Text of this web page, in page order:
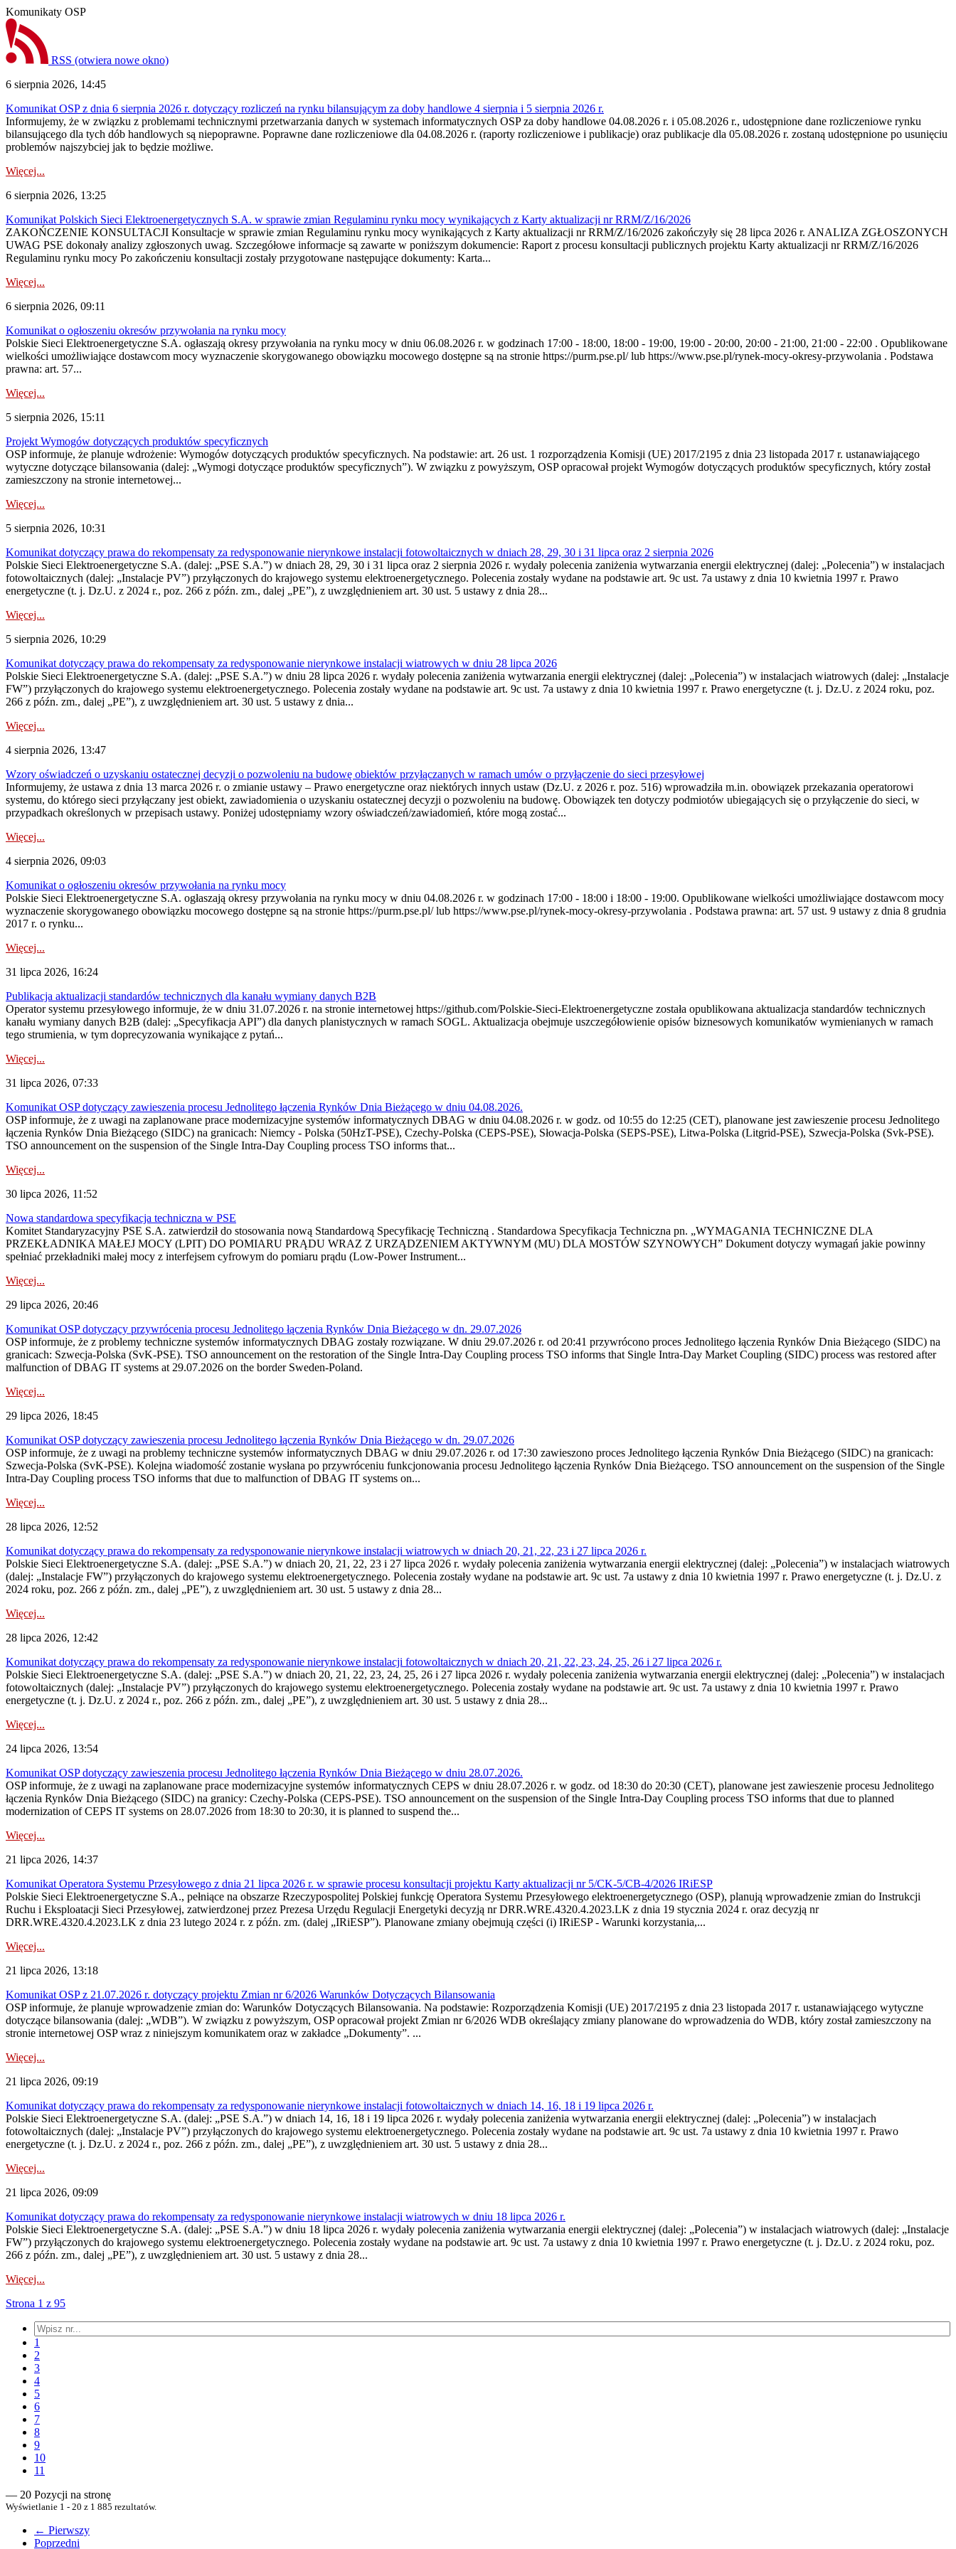
Komunikaty OSP
RSS (otwiera nowe okno)
6 sierpnia 2026, 14:45
Komunikat OSP z dnia 6 sierpnia 2026 r. dotyczący rozliczeń na rynku bilansującym za doby handlowe 4 sierpnia i 5 sierpnia 2026 r.
Informujemy, że w związku z problemami technicznymi przetwarzania danych w systemach informatycznych OSP za doby handlowe 04.08.2026 r. i 05.08.2026 r., udostępnione dane rozliczeniowe rynku
bilansującego dla tych dób handlowych są niepoprawne. Poprawne dane rozliczeniowe dla 04.08.2026 r. (raporty rozliczeniowe i publikacje) oraz publikacje dla 05.08.2026 r. zostaną udostępnione po usunięciu
problemów najszybciej jak to będzie możliwe.
Więcej...
6 sierpnia 2026, 13:25
Komunikat Polskich Sieci Elektroenergetycznych S.A. w sprawie zmian Regulaminu rynku mocy wynikających z Karty aktualizacji nr RRM/Z/16/2026
ZAKOŃCZENIE KONSULTACJI Konsultacje w sprawie zmian Regulaminu rynku mocy wynikających z Karty aktualizacji nr RRM/Z/16/2026 zakończyły się 28 lipca 2026 r. ANALIZA ZGŁOSZONYCH
UWAG PSE dokonały analizy zgłoszonych uwag. Szczegółowe informacje są zawarte w poniższym dokumencie: Raport z procesu konsultacji publicznych projektu Karty aktualizacji nr RRM/Z/16/2026
Regulaminu rynku mocy Po zakończeniu konsultacji zostały przygotowane następujące dokumenty: Karta...
Więcej...
6 sierpnia 2026, 09:11
Komunikat o ogłoszeniu okresów przywołania na rynku mocy
Polskie Sieci Elektroenergetyczne S.A. ogłaszają okresy przywołania na rynku mocy w dniu 06.08.2026 r. w godzinach 17:00 - 18:00, 18:00 - 19:00, 19:00 - 20:00, 20:00 - 21:00, 21:00 - 22:00 . Opublikowane
wielkości umożliwiające dostawcom mocy wyznaczenie skorygowanego obowiązku mocowego dostępne są na stronie https://purm.pse.pl/ lub https://www.pse.pl/rynek-mocy-okresy-przywolania . Podstawa
prawna: art. 57...
Więcej...
5 sierpnia 2026, 15:11
Projekt Wymogów dotyczących produktów specyficznych
OSP informuje, że planuje wdrożenie: Wymogów dotyczących produktów specyficznych. Na podstawie: art. 26 ust. 1 rozporządzenia Komisji (UE) 2017/2195 z dnia 23‍ listopada 2017 r. ustanawiającego
wytyczne dotyczące bilansowania (dalej: „Wymogi dotyczące produktów specyficznych”). W związku z powyższym, OSP opracował projekt Wymogów dotyczących produktów specyficznych, który został
zamieszczony na stronie internetowej...
Więcej...
5 sierpnia 2026, 10:31
Komunikat dotyczący prawa do rekompensaty za redysponowanie nierynkowe instalacji fotowoltaicznych w dniach 28, 29, 30 i 31 lipca oraz 2 sierpnia 2026
Polskie Sieci Elektroenergetyczne S.A. (dalej: „PSE S.A.”) w dniach 28, 29, 30 i 31 lipca oraz 2 sierpnia 2026 r. wydały polecenia zaniżenia wytwarzania energii elektrycznej (dalej: „Polecenia”) w instalacjach
fotowoltaicznych (dalej: „Instalacje PV”) przyłączonych do krajowego systemu elektroenergetycznego. Polecenia zostały wydane na podstawie art. 9c ust. 7a ustawy z dnia 10 kwietnia 1997 r. Prawo
energetyczne (t. j. Dz.U. z 2024 r., poz. 266 z późn. zm., dalej „PE”), z uwzględnieniem art. 30 ust. 5 ustawy z dnia 28...
Więcej...
5 sierpnia 2026, 10:29
Komunikat dotyczący prawa do rekompensaty za redysponowanie nierynkowe instalacji wiatrowych w dniu 28 lipca 2026
Polskie Sieci Elektroenergetyczne S.A. (dalej: „PSE S.A.”) w dniu 28 lipca 2026 r. wydały polecenia zaniżenia wytwarzania energii elektrycznej (dalej: „Polecenia”) w instalacjach wiatrowych (dalej: „Instalacje
FW”) przyłączonych do krajowego systemu elektroenergetycznego. Polecenia zostały wydane na podstawie art. 9c ust. 7a ustawy z dnia 10 kwietnia 1997 r. Prawo energetyczne (t. j. Dz.U. z 2024 roku, poz.
266 z późn. zm., dalej „PE”), z uwzględnieniem art. 30 ust. 5 ustawy z dnia...
Więcej...
4 sierpnia 2026, 13:47
Wzory oświadczeń o uzyskaniu ostatecznej decyzji o pozwoleniu na budowę obiektów przyłączanych w ramach umów o przyłączenie do sieci przesyłowej
Informujemy, że ustawa z dnia 13 marca 2026 r. o zmianie ustawy – Prawo energetyczne oraz niektórych innych ustaw (Dz.U. z 2026 r. poz. 516) wprowadziła m.in. obowiązek przekazania operatorowi
systemu, do którego sieci przyłączany jest obiekt, zawiadomienia o uzyskaniu ostatecznej decyzji o pozwoleniu na budowę. Obowiązek ten dotyczy podmiotów ubiegających się o przyłączenie do sieci, w
przypadkach określonych w przepisach ustawy. Poniżej udostępniamy wzory oświadczeń/zawiadomień, które mogą zostać...
Więcej...
4 sierpnia 2026, 09:03
Komunikat o ogłoszeniu okresów przywołania na rynku mocy
Polskie Sieci Elektroenergetyczne S.A. ogłaszają okresy przywołania na rynku mocy w dniu 04.08.2026 r. w godzinach 17:00 - 18:00 i 18:00 - 19:00. Opublikowane wielkości umożliwiające dostawcom mocy
wyznaczenie skorygowanego obowiązku mocowego dostępne są na stronie https://purm.pse.pl/ lub https://www.pse.pl/rynek-mocy-okresy-przywolania . Podstawa prawna: art. 57 ust. 9 ustawy z dnia 8 grudnia
2017 r. o rynku...
Więcej...
31 lipca 2026, 16:24
Publikacja aktualizacji standardów technicznych dla kanału wymiany danych B2B
Operator systemu przesyłowego informuje, że w dniu 31.07.2026 r. na stronie internetowej https://github.com/Polskie-Sieci-Elektroenergetyczne została opublikowana aktualizacja standardów technicznych
kanału wymiany danych B2B (dalej: „Specyfikacja API”) dla danych planistycznych w ramach SOGL. Aktualizacja obejmuje uszczegółowienie opisów biznesowych komunikatów wymienianych w ramach
tego strumienia, w tym doprecyzowania wynikające z pytań...
Więcej...
31 lipca 2026, 07:33
Komunikat OSP dotyczący zawieszenia procesu Jednolitego łączenia Rynków Dnia Bieżącego w dniu 04.08.2026.
OSP informuje, że z uwagi na zaplanowane prace modernizacyjne systemów informatycznych DBAG w dniu 04.08.2026 r. w godz. od 10:55 do 12:25 (CET), planowane jest zawieszenie procesu Jednolitego
łączenia Rynków Dnia Bieżącego (SIDC) na granicach: Niemcy - Polska (50HzT-PSE), Czechy-Polska (CEPS-PSE), Słowacja-Polska (SEPS-PSE), Litwa-Polska (Litgrid-PSE), Szwecja-Polska (Svk-PSE).
TSO announcement on the suspension of the Single Intra-Day Coupling process TSO informs that...
Więcej...
30 lipca 2026, 11:52
Nowa standardowa specyfikacja techniczna w PSE
Komitet Standaryzacyjny PSE S.A. zatwierdził do stosowania nową Standardową Specyfikację Techniczną . Standardowa Specyfikacja Techniczna pn. „WYMAGANIA TECHNICZNE DLA
PRZEKŁADNIKA MAŁEJ MOCY (LPIT) DO POMIARU PRĄDU WRAZ Z URZĄDZENIEM AKTYWNYM (MU) DLA MOSTÓW SZYNOWYCH” Dokument dotyczy wymagań jakie powinny
spełniać przekładniki małej mocy z interfejsem cyfrowym do pomiaru prądu (Low-Power Instrument...
Więcej...
29 lipca 2026, 20:46
Komunikat OSP dotyczący przywrócenia procesu Jednolitego łączenia Rynków Dnia Bieżącego w dn. 29.07.2026
OSP informuje, że z problemy techniczne systemów informatycznych DBAG zostały rozwiązane. W dniu 29.07.2026 r. od 20:41 przywrócono proces Jednolitego łączenia Rynków Dnia Bieżącego (SIDC) na
granicach: Szwecja-Polska (SvK-PSE). TSO announcement on the restoration of the Single Intra-Day Coupling process TSO informs that Single Intra-Day Market Coupling (SIDC) process was restored after
malfunction of DBAG IT systems at 29.07.2026 on the border Sweden-Poland.
Więcej...
29 lipca 2026, 18:45
Komunikat OSP dotyczący zawieszenia procesu Jednolitego łączenia Rynków Dnia Bieżącego w dn. 29.07.2026
OSP informuje, że z uwagi na problemy techniczne systemów informatycznych DBAG w dniu 29.07.2026 r. od 17:30 zawieszono proces Jednolitego łączenia Rynków Dnia Bieżącego (SIDC) na granicach:
Szwecja-Polska (SvK-PSE). Kolejna wiadomość zostanie wysłana po przywróceniu funkcjonowania procesu Jednolitego łączenia Rynków Dnia Bieżącego. TSO announcement on the suspension of the Single
Intra-Day Coupling process TSO informs that due to malfunction of DBAG IT systems on...
Więcej...
28 lipca 2026, 12:52
Komunikat dotyczący prawa do rekompensaty za redysponowanie nierynkowe instalacji wiatrowych w dniach 20, 21, 22, 23 i 27 lipca 2026 r.
Polskie Sieci Elektroenergetyczne S.A. (dalej: „PSE S.A.”) w dniach 20, 21, 22, 23 i 27 lipca 2026 r. wydały polecenia zaniżenia wytwarzania energii elektrycznej (dalej: „Polecenia”) w instalacjach wiatrowych
(dalej: „Instalacje FW”) przyłączonych do krajowego systemu elektroenergetycznego. Polecenia zostały wydane na podstawie art. 9c ust. 7a ustawy z dnia 10 kwietnia 1997 r. Prawo energetyczne (t. j. Dz.U. z
2024 roku, poz. 266 z późn. zm., dalej „PE”), z uwzględnieniem art. 30 ust. 5 ustawy z dnia 28...
Więcej...
28 lipca 2026, 12:42
Komunikat dotyczący prawa do rekompensaty za redysponowanie nierynkowe instalacji fotowoltaicznych w dniach 20, 21, 22, 23, 24, 25, 26 i 27 lipca 2026 r.
Polskie Sieci Elektroenergetyczne S.A. (dalej: „PSE S.A.”) w dniach 20, 21, 22, 23, 24, 25, 26 i 27 lipca 2026 r. wydały polecenia zaniżenia wytwarzania energii elektrycznej (dalej: „Polecenia”) w instalacjach
fotowoltaicznych (dalej: „Instalacje PV”) przyłączonych do krajowego systemu elektroenergetycznego. Polecenia zostały wydane na podstawie art. 9c ust. 7a ustawy z dnia 10 kwietnia 1997 r. Prawo
energetyczne (t. j. Dz.U. z 2024 r., poz. 266 z późn. zm., dalej „PE”), z uwzględnieniem art. 30 ust. 5 ustawy z dnia 28...
Więcej...
24 lipca 2026, 13:54
Komunikat OSP dotyczący zawieszenia procesu Jednolitego łączenia Rynków Dnia Bieżącego w dniu 28.07.2026.
OSP informuje, że z uwagi na zaplanowane prace modernizacyjne systemów informatycznych CEPS w dniu 28.07.2026 r. w godz. od 18:30 do 20:30 (CET), planowane jest zawieszenie procesu Jednolitego
łączenia Rynków Dnia Bieżącego (SIDC) na granicy: Czechy-Polska (CEPS-PSE). TSO announcement on the suspension of the Single Intra-Day Coupling process TSO informs that due to planned
modernization of CEPS IT systems on 28.07.2026 from 18:30 to 20:30, it is planned to suspend the...
Więcej...
21 lipca 2026, 14:37
Komunikat Operatora Systemu Przesyłowego z dnia 21 lipca 2026 r. w sprawie procesu konsultacji projektu Karty aktualizacji nr 5/CK-5/CB-4/2026 IRiESP
Polskie Sieci Elektroenergetyczne S.A., pełniące na obszarze Rzeczypospolitej Polskiej funkcję Operatora Systemu Przesyłowego elektroenergetycznego (OSP), planują wprowadzenie zmian do Instrukcji
Ruchu i Eksploatacji Sieci Przesyłowej, zatwierdzonej przez Prezesa Urzędu Regulacji Energetyki decyzją nr DRR.WRE.4320.4.2023.LK z dnia 19 stycznia 2024 r. oraz decyzją nr
DRR.WRE.4320.4.2023.LK z dnia 23 lutego 2024 r. z późn. zm. (dalej „IRiESP”). Planowane zmiany obejmują części (i) IRiESP - Warunki korzystania,...
Więcej...
21 lipca 2026, 13:18
Komunikat OSP z 21.07.2026 r. dotyczący projektu Zmian nr 6/2026 Warunków Dotyczących Bilansowania
OSP informuje, że planuje wprowadzenie zmian do: Warunków Dotyczących Bilansowania. Na podstawie: Rozporządzenia Komisji (UE) 2017/2195 z dnia 23‍ listopada 2017 r. ustanawiającego wytyczne
dotyczące bilansowania (dalej: „WDB”). W związku z powyższym, OSP opracował projekt Zmian nr 6/2026 WDB określający zmiany planowane do wprowadzenia do WDB, który został zamieszczony na
stronie internetowej OSP wraz z niniejszym komunikatem oraz w zakładce „Dokumenty”. ...
Więcej...
21 lipca 2026, 09:19
Komunikat dotyczący prawa do rekompensaty za redysponowanie nierynkowe instalacji fotowoltaicznych w dniach 14, 16, 18 i 19 lipca 2026 r.
Polskie Sieci Elektroenergetyczne S.A. (dalej: „PSE S.A.”) w dniach 14, 16, 18 i 19 lipca 2026 r. wydały polecenia zaniżenia wytwarzania energii elektrycznej (dalej: „Polecenia”) w instalacjach
fotowoltaicznych (dalej: „Instalacje PV”) przyłączonych do krajowego systemu elektroenergetycznego. Polecenia zostały wydane na podstawie art. 9c ust. 7a ustawy z dnia 10 kwietnia 1997 r. Prawo
energetyczne (t. j. Dz.U. z 2024 r., poz. 266 z późn. zm., dalej „PE”), z uwzględnieniem art. 30 ust. 5 ustawy z dnia 28...
Więcej...
21 lipca 2026, 09:09
Komunikat dotyczący prawa do rekompensaty za redysponowanie nierynkowe instalacji wiatrowych w dniu 18 lipca 2026 r.
Polskie Sieci Elektroenergetyczne S.A. (dalej: „PSE S.A.”) w dniu 18 lipca 2026 r. wydały polecenia zaniżenia wytwarzania energii elektrycznej (dalej: „Polecenia”) w instalacjach wiatrowych (dalej: „Instalacje
FW”) przyłączonych do krajowego systemu elektroenergetycznego. Polecenia zostały wydane na podstawie art. 9c ust. 7a ustawy z dnia 10 kwietnia 1997 r. Prawo energetyczne (t. j. Dz.U. z 2024 roku, poz.
266 z późn. zm., dalej „PE”), z uwzględnieniem art. 30 ust. 5 ustawy z dnia 28...
Więcej...
Strona 1 z 95
1
2
3
4
5
6
7
8
9
10
11
— 20 Pozycji na stronę
Wyświetlanie 1 - 20 z 1 885 rezultatów.
← Pierwszy
Poprzedni